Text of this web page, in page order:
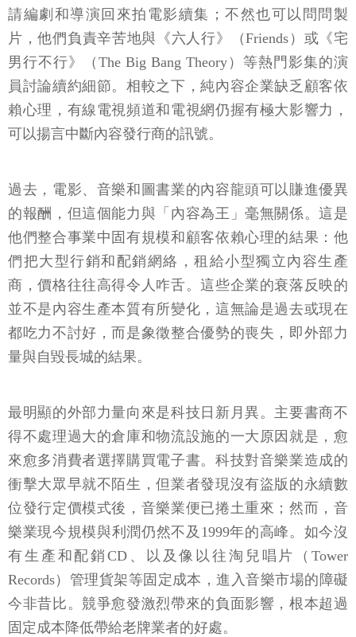
請編劇和導演回來拍電影續集；不然也可以問問製
片，他們負責辛苦地與《六人行》（Friends）或《宅
男行不行》（The Big Bang Theory）等熱門影集的演
員討論續約細節。相較之下，純內容企業缺乏顧客依
賴心理，有線電視頻道和電視網仍握有極大影響力，
可以揚言中斷內容發行商的訊號。
過去，電影、音樂和圖書業的內容龍頭可以賺進優異
的報酬，但這個能力與「內容為王」毫無關係。這是
他們整合事業中固有規模和顧客依賴心理的結果：他
們把大型行銷和配銷網絡，租給小型獨立內容生產
商，價格往往高得令人咋舌。這些企業的衰落反映的
並不是內容生產本質有所變化，這無論是過去或現在
都吃力不討好，而是象徵整合優勢的喪失，即外部力
量與自毀長城的結果。
最明顯的外部力量向來是科技日新月異。主要書商不
得不處理過大的倉庫和物流設施的一大原因就是，愈
來愈多消費者選擇購買電子書。科技對音樂業造成的
衝擊大眾早就不陌生，但業者發現沒有盜版的永續數
位發行定價模式後，音樂業便已捲土重來；然而，音
樂業現今規模與利潤仍然不及1999年的高峰。如今沒
有生產和配銷CD、以及像以往淘兒唱片（Tower
Records）管理貨架等固定成本，進入音樂市場的障礙
今非昔比。競爭愈發激烈帶來的負面影響，根本超過
固定成本降低帶給老牌業者的好處。